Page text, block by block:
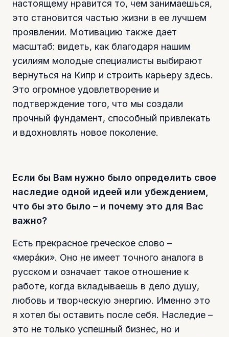
настоящему нравится то, чем занимаешься,
это становится частью жизни в ее лучшем
проявлении. Мотивацию также дает
масштаб: видеть, как благодаря нашим
усилиям молодые специалисты выбирают
вернуться на Кипр и строить карьеру здесь.
Это огромное удовлетворение и
подтверждение того, что мы создали
прочный фундамент, способный привлекать
и вдохновлять новое поколение.
Если бы Вам нужно было определить свое
наследие одной идеей или убеждением,
что бы это было – и почему это для Вас
важно?
Есть прекрасное греческое слово –
«мерáки». Оно не имеет точного аналога в
русском и означает такое отношение к
работе, когда вкладываешь в дело душу,
любовь и творческую энергию. Именно это
я хотел бы оставить после себя. Наследие –
это не только успешный бизнес, но и